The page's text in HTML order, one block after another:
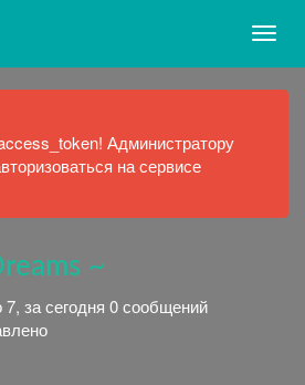
Администратору
на сервисе
~
7, за сегодня 0 сообщений